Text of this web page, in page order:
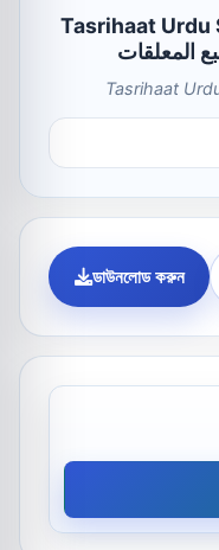
Tasrihaat Urdu
المعلقات
Tasrihaat
ডাউনলোড করুন